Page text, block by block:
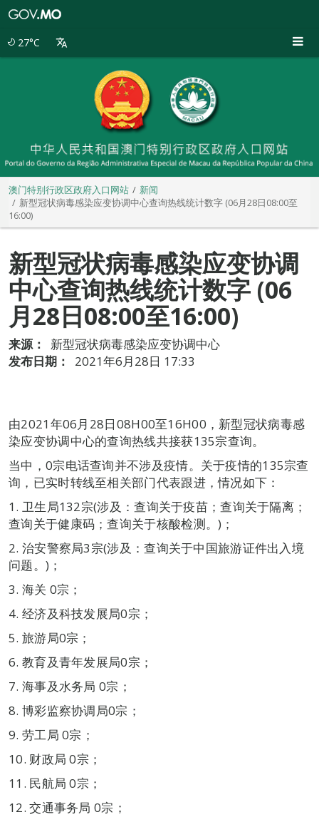
27°C
澳门特别行政区政府入口网站
新闻
新型冠状病毒感染应变协调中心查询热线统计数字 (06月28日08:00至
16:00)
新型冠状病毒感染应变协调
中心查询热线统计数字 (06
月28日08:00至16:00)
来源：
新型冠状病毒感染应变协调中心
发布日期：
2021年6月28日 17:33
由2021年06月28日08H00至16H00，新型冠状病毒感
染应变协调中心的查询热线共接获135宗查询。
当中，0宗电话查询并不涉及疫情。关于疫情的135宗查
询，已实时转线至相关部门代表跟进，情况如下：
1. 卫生局132宗(涉及：查询关于疫苗；查询关于隔离；
查询关于健康码；查询关于核酸检测。)；
2. 治安警察局3宗(涉及：查询关于中国旅游证件出入境
问题。)；
3. 海关 0宗；
4. 经济及科技发展局0宗；
5. 旅游局0宗；
6. 教育及青年发展局0宗；
7. 海事及水务局 0宗；
8. 博彩监察协调局0宗；
9. 劳工局 0宗；
10. 财政局 0宗；
11. 民航局 0宗；
12. 交通事务局 0宗；